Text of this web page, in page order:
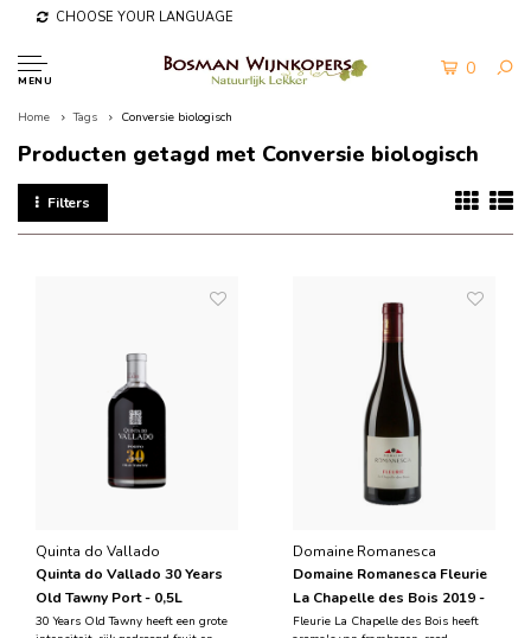
CHOOSE YOUR LANGUAGE
MENU
0
Home Tags Conversie biologisch
Producten getagd met Conversie biologisch
Filters
Quinta do Vallado
Quinta do Vallado 30 Years
Old Tawny Port - 0,5L
30 Years Old Tawny heeft een grote
Domaine Romanesca
Domaine Romanesca Fleurie
La Chapelle des Bois 2019 -
Magnum 1,5 L
Fleurie La Chapelle des Bois heeft